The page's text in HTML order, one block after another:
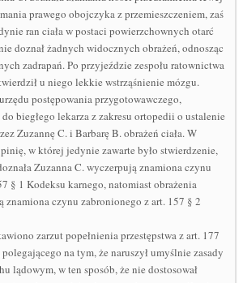
prawego obojczyka z przemieszczeniem, zaś
ran ciała w postaci powierzchownych otarć
doznał żadnych widocznych obrażeń, odnosząc
zadrapań. Po przyjeździe zespołu ratownictwa
u niego lekkie wstrząśnienie mózgu.
postępowania przygotowawczego,
biegłego lekarza z zakresu ortopedii o ustalenie
Zuzannę C. i Barbarę B. obrażeń ciała. W
w której jedynie zawarte było stwierdzenie,
Zuzanna C. wyczerpują znamiona czynu
§ 1 Kodeksu karnego, natomiast obrażenia
znamiona czynu zabronionego z art. 157 § 2
zarzut popełnienia przestępstwa z art. 177
na tym, że naruszył umyślnie zasady
lądowym, w ten sposób, że nie dostosował